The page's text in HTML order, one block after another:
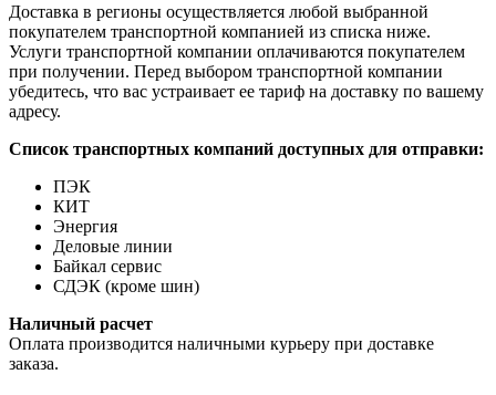
Доставка в регионы осуществляется любой выбранной
покупателем транспортной компанией из списка ниже.
Услуги транспортной компании оплачиваются покупателем
при получении. Перед выбором транспортной компании
убедитесь, что вас устраивает ее тариф на доставку по вашему
адресу.
Список транспортных компаний доступных для отправки:
ПЭК
КИТ
Энергия
Деловые линии
Байкал сервис
СДЭК (кроме шин)
Наличный расчет
Оплата производится наличными курьеру при доставке
заказа.